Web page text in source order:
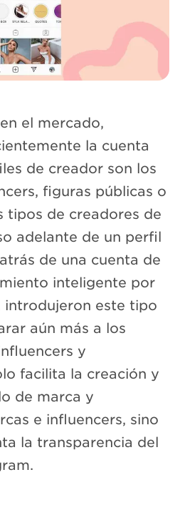
el mercado,
la cuenta
de creador son los
figuras públicas o
tipos de creadores de
adelante de un perfil
de una cuenta de
inteligente por
introdujeron este tipo
aún más a los
y
facilita la creación y
de marca y
e influencers, sino
la transparencia del